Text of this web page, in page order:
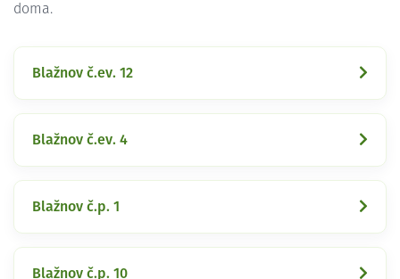
doma.
Blažnov č.ev. 12
Blažnov č.ev. 4
Blažnov č.p. 1
Blažnov č.p. 10